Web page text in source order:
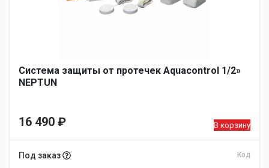
Система защиты от протечек Aquacontrol 1/2»
NEPTUN
16 490 ₽ В корзину
Под заказ Код